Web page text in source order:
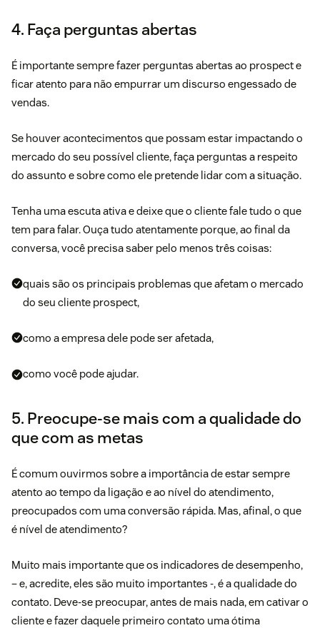
4. Faça perguntas abertas
É importante sempre fazer perguntas abertas ao prospect e
ficar atento para não empurrar um discurso engessado de
vendas.
Se houver acontecimentos que possam estar impactando o
mercado do seu possível cliente, faça perguntas a respeito
do assunto e sobre como ele pretende lidar com a situação.
Tenha uma escuta ativa e deixe que o cliente fale tudo o que
tem para falar. Ouça tudo atentamente porque, ao final da
conversa, você precisa saber pelo menos três coisas:
quais são os principais problemas que afetam o mercado
do seu cliente prospect,
como a empresa dele pode ser afetada,
como você pode ajudar.
5. Preocupe-se mais com a qualidade do
que com as metas
É comum ouvirmos sobre a importância de estar sempre
atento ao tempo da ligação e ao nível do atendimento,
preocupados com uma conversão rápida. Mas, afinal, o que
é nível de atendimento?
Muito mais importante que os indicadores de desempenho,
– e, acredite, eles são muito importantes -, é a qualidade do
contato. Deve-se preocupar, antes de mais nada, em cativar o
cliente e fazer daquele primeiro contato uma ótima